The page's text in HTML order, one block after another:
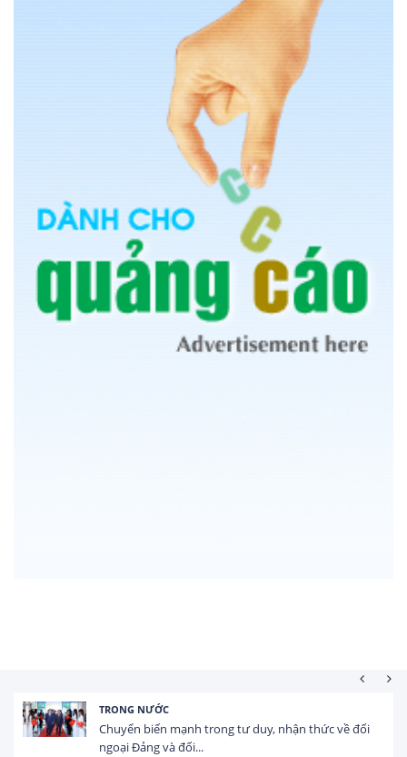
HOẠT ĐỘNG ĐẦU TƯ
Tổng vốn FDI đăng ký vào Việt Nam đạt gần 25 tỷ
USD trong 5 tháng...